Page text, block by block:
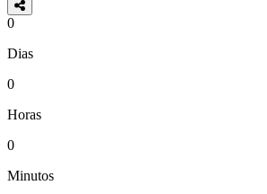
0
Dias
0
Horas
0
Minutos